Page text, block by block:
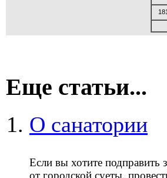
Еще статьи...
О санатории
Если вы хотите подправить